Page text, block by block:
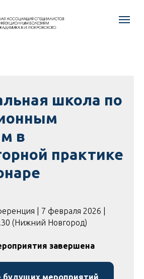
школа по
в
практике
| 7 февраля 2026 |
(Нижний Новгород)
завершена
будущих мероприятий